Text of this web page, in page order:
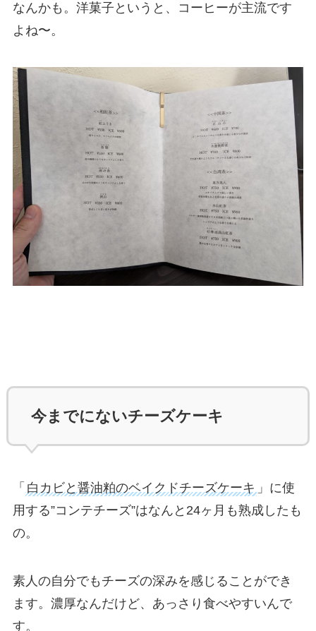
なんかも。洋菓子というと、コーヒーが主流です
よね〜。
今までにないチーズケーキ
「 白カビと醤油粕のベイクドチーズケーキ 」に使
用する”コンテチーズ”はなんと24ヶ月も熟成したも
の。
素人の自分でもチーズの深みを感じることができ
ます。濃厚なんだけど、あっさり食べやすいんで
す。